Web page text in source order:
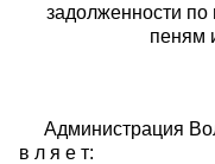
задолженности по
пеням
Администрация
в л я е т: